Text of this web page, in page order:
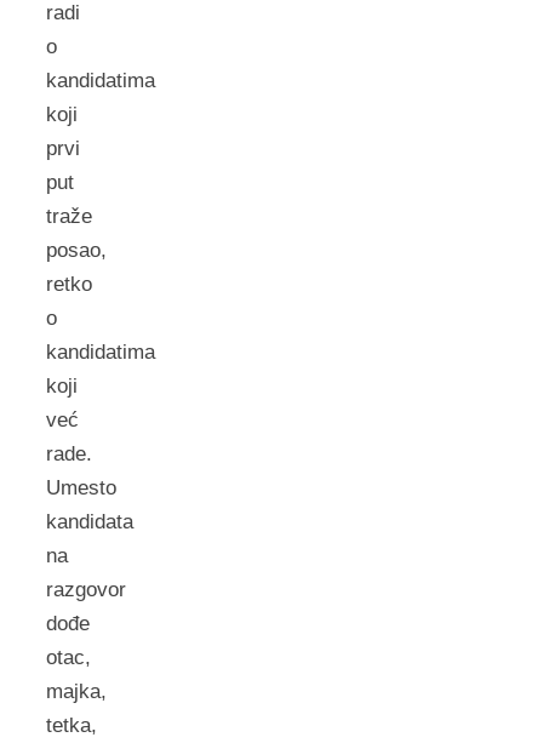
radi
o
kandidatima
koji
prvi
put
traže
posao,
retko
o
kandidatima
koji
već
rade.
Umesto
kandidata
na
razgovor
dođe
otac,
majka,
tetka,